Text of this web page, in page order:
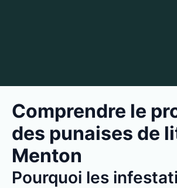
Comprendre le
des punaises de
Menton
Pourquoi les